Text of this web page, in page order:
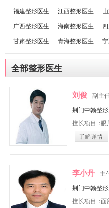
福建整形医生
江西整形医生
广西整形医生
海南整形医生
甘肃整形医生
青海整形医生
全部整形医生
刘俊
副主
荆门中翰整
擅长项目：眼
李小丹
主
荆门中翰整
擅长项目：面